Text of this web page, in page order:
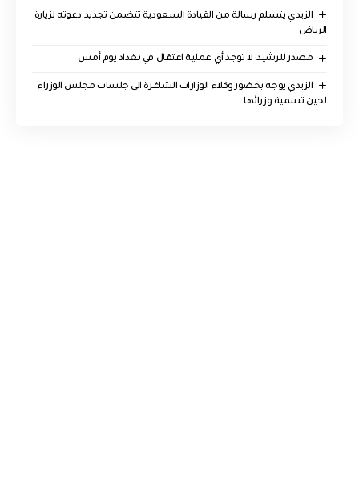
الزيدي يتسلم رسالة من القيادة السعودية تتضمن تجديد دعوته لزيارة
الرياض
مصدر للرشيد: لا توجد أي عملية اعتقال في بغداد يوم أمس
الزيدي يوجه بحضور وكلاء الوزارات الشاغرة الى جلسات مجلس الوزراء
لحين تسمية وزرائها